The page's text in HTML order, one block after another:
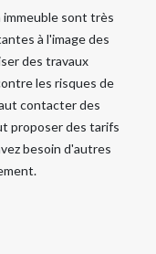
sont très
à l'image des
des travaux
les risques de
contacter des
proposer des tarifs
besoin d'autres